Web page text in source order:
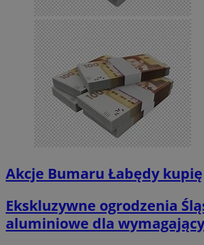
Akcje Bumaru Łabędy kupię
Ekskluzywne ogrodzenia
aluminiowe dla